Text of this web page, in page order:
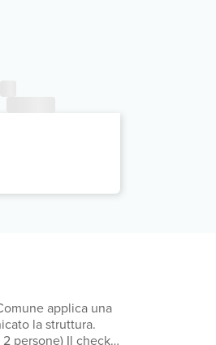
applica una
persone) Il check-